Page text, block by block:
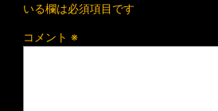
いる欄は必須項目です
コメント ※